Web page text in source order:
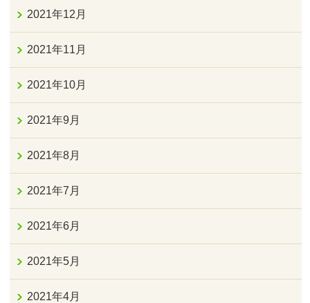
2021年12月
2021年11月
2021年10月
2021年9月
2021年8月
2021年7月
2021年6月
2021年5月
2021年4月